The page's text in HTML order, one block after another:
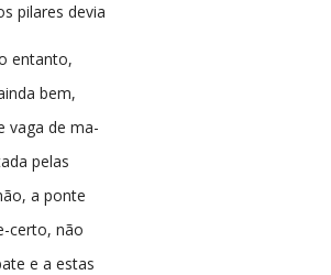
pilares devia
entanto,
bem,
vaga de ma-
pelas
a ponte
certo, não
e a estas